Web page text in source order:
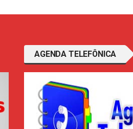
AGENDA TELEFÔNICA